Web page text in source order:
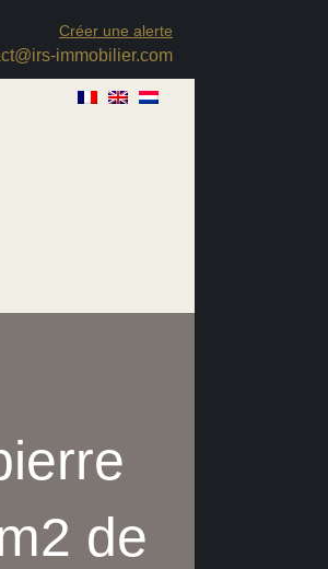
Créer une alerte
immobilier.com
de